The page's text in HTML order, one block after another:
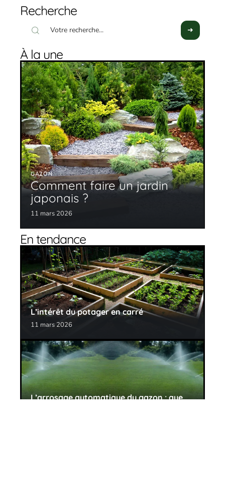
Recherche
À la une
GAZON
Comment faire un jardin
japonais ?
11 mars 2026
En tendance
L’intérêt du potager en carré
11 mars 2026
L’arrosage automatique du gazon : que